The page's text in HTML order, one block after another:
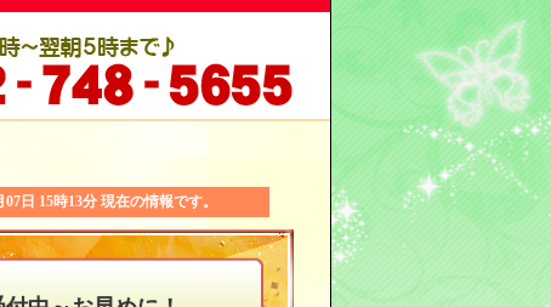
07日 15時13分 現在の情報です。